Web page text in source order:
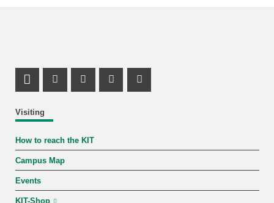
Visiting
How to reach the KIT
Campus Map
Events
KIT-Shop
LinkedIn Profile